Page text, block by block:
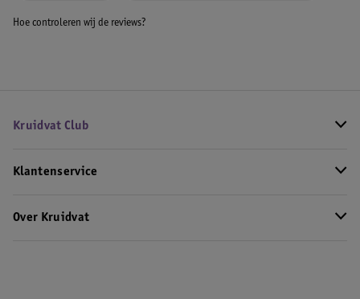
Hoe controleren wij de reviews?
Kruidvat Club
Klantenservice
Over Kruidvat